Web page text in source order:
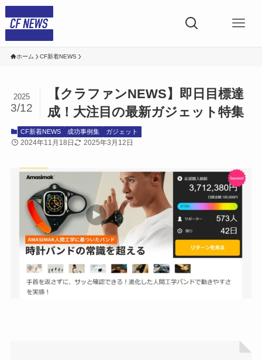
ホーム CF新着NEWS
【クラファンNEWS】即日目標達
成！大注目の最新ガジェット特集
2025
3/12
CF新着NEWS 成功事例集 ガジェット
2024年11月18日 2025年3月12日